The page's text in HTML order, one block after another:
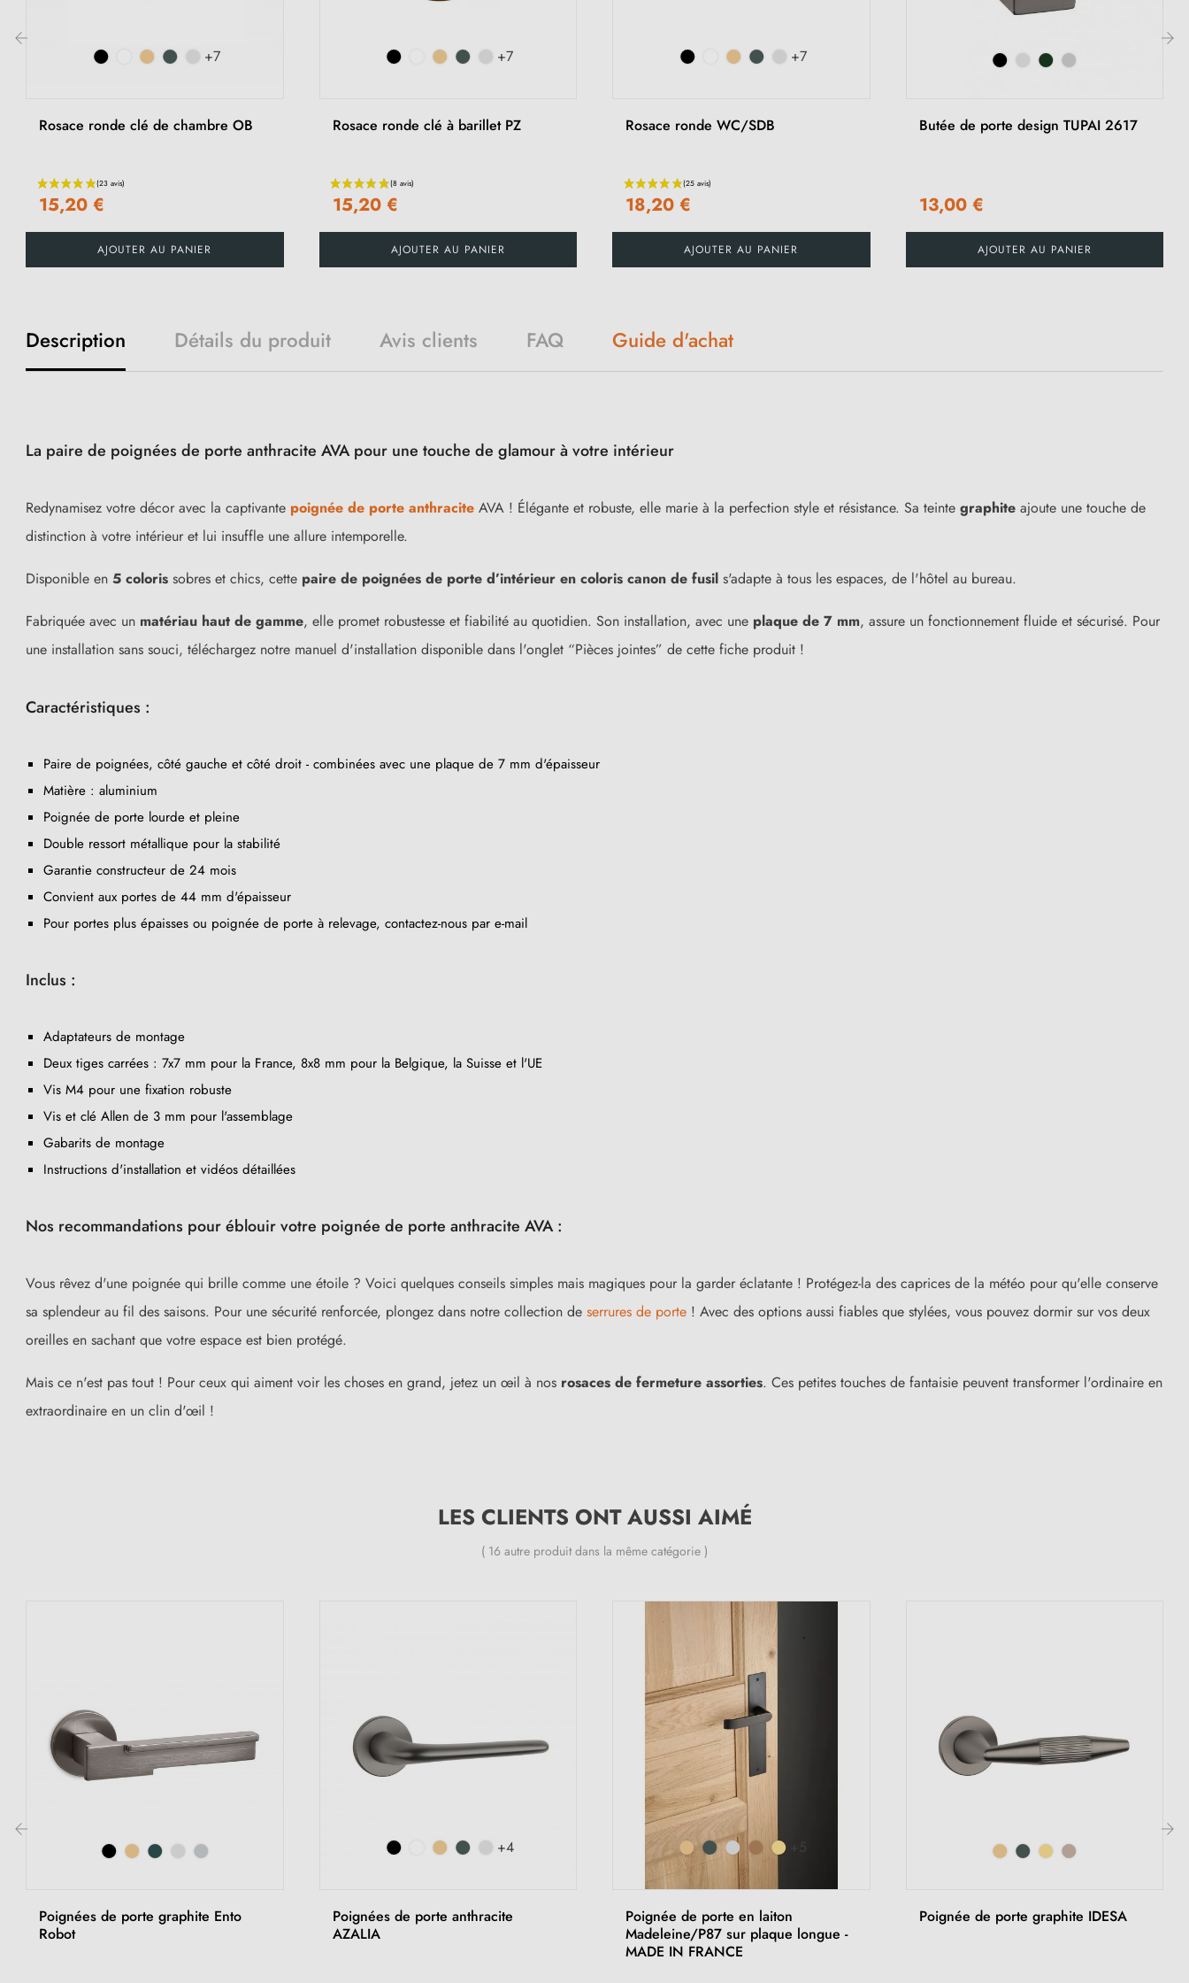
+7
Rosace ronde clé de chambre OB
(23 avis)
15,20 €
AJOUTER AU PANIER
+7
Rosace ronde clé à barillet PZ
15,20 €
AJOUTER AU PANIER
+7
Rosace ronde WC/SDB
18,20 €
AJOUTER AU PANIER
Butée de porte design TUPAI 2617
13,00 €
AJOUTER AU PANIER
Description Détails du produit Avis clients FAQ Guide d'achat
La paire de poignées de porte anthracite AVA pour une touche de glamour à votre intérieur
Redynamisez votre décor avec la captivante poignée de porte anthracite AVA ! Élégante et robuste, elle marie à la perfection style et résistance. Sa teinte graphite ajoute une touche de
distinction à votre intérieur et lui insuffle une allure intemporelle.
Disponible en 5 coloris sobres et chics, cette paire de poignées de porte d’intérieur en coloris canon de fusil s'adapte à tous les espaces, de l'hôtel au bureau.
Fabriquée avec un matériau haut de gamme, elle promet robustesse et fiabilité au quotidien. Son installation, avec une plaque de 7 mm, assure un fonctionnement fluide et sécurisé. Pour
une installation sans souci, téléchargez notre manuel d'installation disponible dans l'onglet “Pièces jointes” de cette fiche produit !
Caractéristiques :
Paire de poignées, côté gauche et côté droit - combinées avec une plaque de 7 mm d'épaisseur
Matière : aluminium
Poignée de porte lourde et pleine
Double ressort métallique pour la stabilité
Garantie constructeur de 24 mois
Convient aux portes de 44 mm d'épaisseur
Pour portes plus épaisses ou poignée de porte à relevage, contactez-nous par e-mail
Inclus :
Adaptateurs de montage
Deux tiges carrées : 7x7 mm pour la France, 8x8 mm pour la Belgique, la Suisse et l'UE
Vis M4 pour une fixation robuste
Vis et clé Allen de 3 mm pour l'assemblage
Gabarits de montage
Instructions d'installation et vidéos détaillées
Nos recommandations pour éblouir votre poignée de porte anthracite AVA :
Vous rêvez d'une poignée qui brille comme une étoile ? Voici quelques conseils simples mais magiques pour la garder éclatante ! Protégez-la des caprices de la météo pour qu'elle conserve
sa splendeur au fil des saisons. Pour une sécurité renforcée, plongez dans notre collection de serrures de porte ! Avec des options aussi fiables que stylées, vous pouvez dormir sur vos deux
oreilles en sachant que votre espace est bien protégé.
Mais ce n'est pas tout ! Pour ceux qui aiment voir les choses en grand, jetez un œil à nos rosaces de fermeture assorties. Ces petites touches de fantaisie peuvent transformer l'ordinaire en
extraordinaire en un clin d'œil !
LES CLIENTS ONT AUSSI AIMÉ
( 16 autre produit dans la même catégorie )
Poignées de porte graphite Ento
Robot
+4
Poignées de porte anthracite
AZALIA
+5
Poignée de porte en laiton
Madeleine/P87 sur plaque longue -
MADE IN FRANCE
Poignée de porte graphite IDESA